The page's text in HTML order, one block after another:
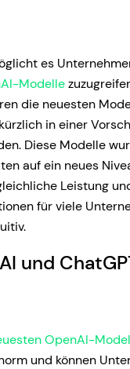
es
Modelle
die neuesten
in einer
Diese Modelle
auf ein neues
Leistung
für viele
und
OpenAI-
und können